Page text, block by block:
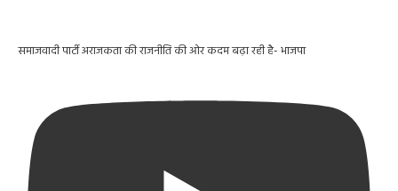
समाजवादी पार्टी अराजकता की राजनीति की ओर कदम बढ़ा रही है- भाजपा